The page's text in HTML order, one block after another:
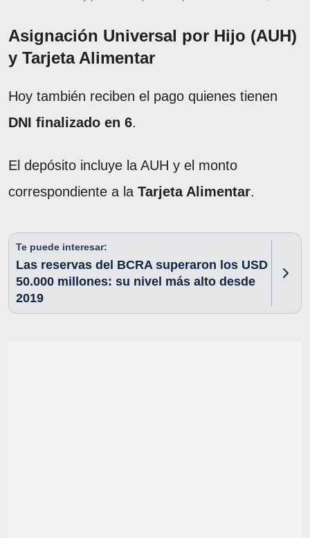
Asignación Universal por Hijo (AUH)
y Tarjeta Alimentar
Hoy también reciben el pago quienes tienen
DNI finalizado en 6.
El depósito incluye la AUH y el monto
correspondiente a la Tarjeta Alimentar.
Te puede interesar:
Las reservas del BCRA superaron los USD
50.000 millones: su nivel más alto desde
2019